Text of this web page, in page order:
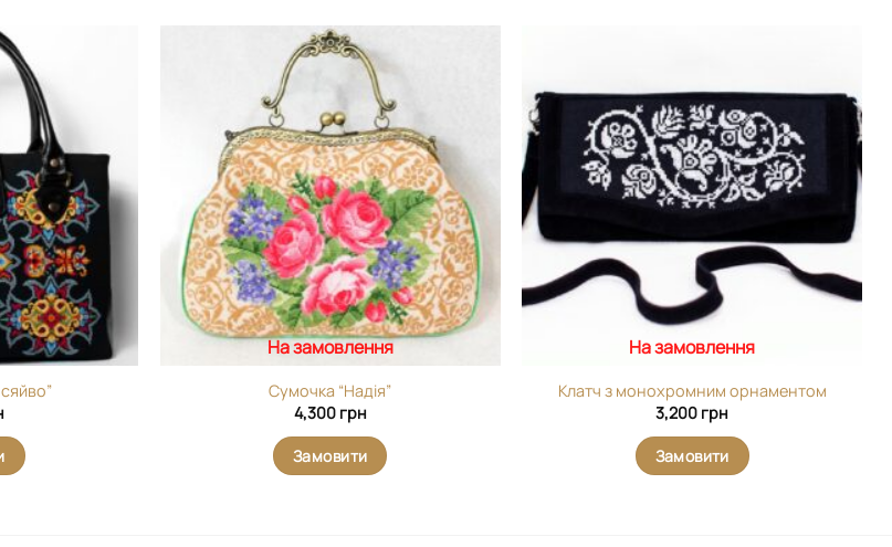
На замовлення
Сумочка “Надія”
4,300 грн
Замовити
виріб у
На замовлення
Клатч з монохромним орнаментом
3,200 грн
Замовити